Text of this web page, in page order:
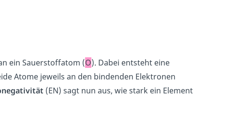
ein Sauerstoffatom (O). Dabei entsteht eine
Atome jeweils an den bindenden Elektronen
(EN) sagt nun aus, wie stark ein Element